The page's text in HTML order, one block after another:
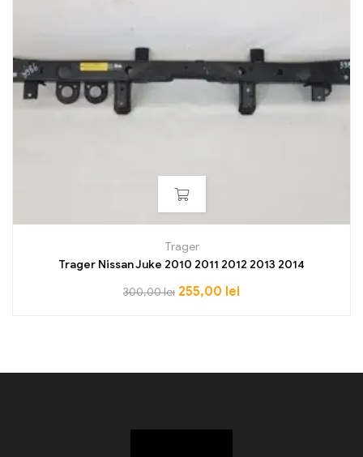
Trager
Trager Nissan Juke 2010 2011 2012 2013 2014
300,00lei 255,00 lei